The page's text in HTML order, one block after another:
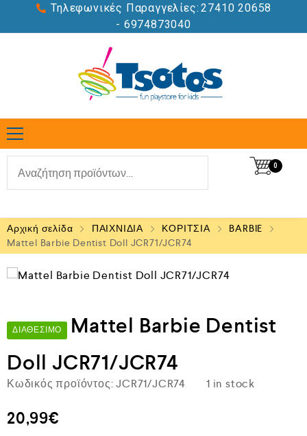
Τηλεφωνικές Παραγγελίες: 27410 20658
- 6974873040
0
Αρχική σελίδα ΠΑΙΧΝΙΔΙΑ ΚΟΡΙΤΣΙΑ
BARBIE
Mattel Barbie Dentist Doll JCR71/JCR74
ΔΙΑΘΈΣΙΜΟ
Mattel Barbie Dentist
Doll JCR71/JCR74
Κωδικός προϊόντος: JCR71/JCR74 1 in stock
20,99€